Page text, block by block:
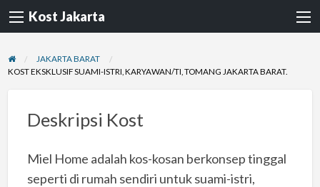
Kost Jakarta
JAKARTA BARAT
KOST EKSKLUSIF SUAMI-ISTRI, KARYAWAN/TI, TOMANG JAKARTA BARAT.
Deskripsi Kost
Miel Home adalah kos-kosan berkonsep tinggal
seperti di rumah sendiri untuk suami-istri,